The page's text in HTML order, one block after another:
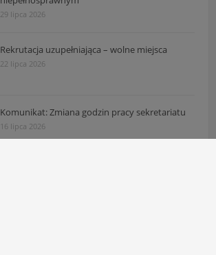
29 lipca 2026
Rekrutacja uzupełniająca – wolne miejsca
22 lipca 2026
Komunikat: Zmiana godzin pracy sekretariatu
16 lipca 2026